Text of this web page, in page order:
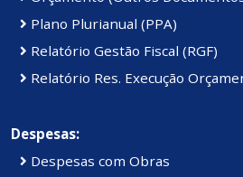
Plano Plurianual (PPA)
Relatório Gestão Fiscal (RGF)
Relatório Res. Execução
Despesas:
Despesas com Obras